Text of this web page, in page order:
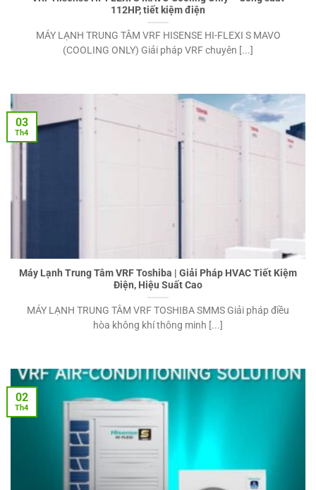
112HP, tiết kiệm điện
MÁY LẠNH TRUNG TÂM VRF HISENSE HI-FLEXI S MAVO
(COOLING ONLY) Giải pháp VRF chuyên [...]
Máy Lạnh Trung Tâm VRF Toshiba | Giải Pháp HVAC Tiết Kiệm
Điện, Hiệu Suất Cao
MÁY LẠNH TRUNG TÂM VRF TOSHIBA SMMS Giải pháp điều
hòa không khí thông minh [...]
03
Th4
02
Th4